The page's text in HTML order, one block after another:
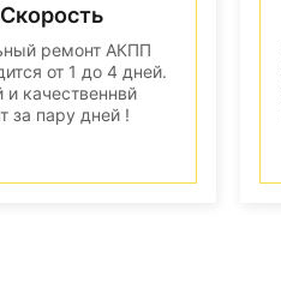
Скорость
ремонт АКПП
от 1 до 4 дней.
качественнвй
за пару дней !